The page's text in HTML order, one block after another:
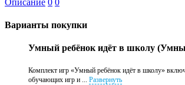
Варианты покупки
Умный ребёнок идёт в школу
Комплект игр «Умный ребёнок идёт в школу»
обучающих игр и ... Развернуть